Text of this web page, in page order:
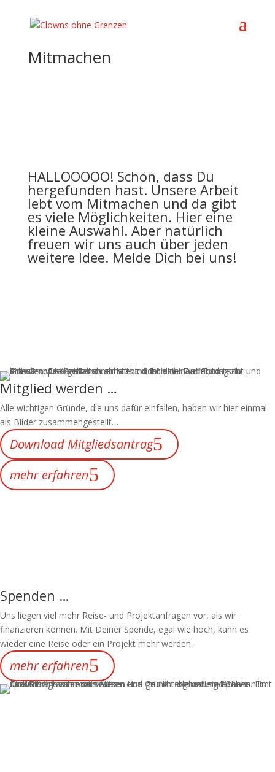
Mitmachen
HALLOOOOO! Schön, dass Du
hergefunden hast. Unsere Arbeit
lebt vom Mitmachen und da gibt
es viele Möglichkeiten. Hier eine
kleine Auswahl. Aber natürlich
freuen wir uns auch über jeden
weitere Idee. Melde Dich bei uns!
Mitglied werden …
Alle wichtigen Gründe, die uns dafür einfallen, haben wir hier einmal
als Bilder zusammengestellt…
Download Mitgliedsantrag
mehr erfahren
Spenden …
Uns liegen viel mehr Reise- und Projektanfragen vor, als wir
finanzieren können. Mit Deiner Spende, egal wie hoch, kann es
wieder eine Reise oder ein Projekt mehr werden.
mehr erfahren